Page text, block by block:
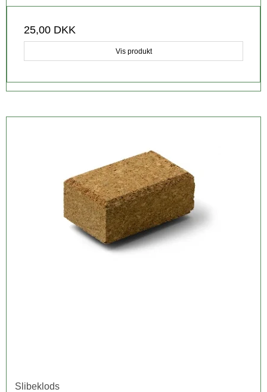
25,00 DKK
Vis produkt
Slibeklods